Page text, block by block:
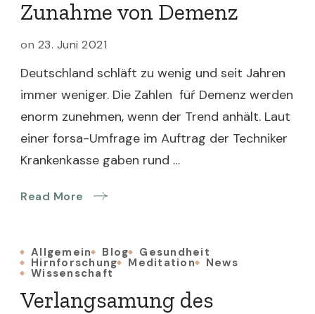
Zunahme von Demenz
on 23. Juni 2021
Deutschland schläft zu wenig und seit Jahren
immer weniger. Die Zahlen füŕ Demenz werden
enorm zunehmen, wenn der Trend anhält. Laut
einer forsa-Umfrage im Auftrag der Techniker
Krankenkasse gaben rund …
Read More
Allgemein Blog Gesundheit
Hirnforschung Meditation News
Wissenschaft
Verlangsamung des